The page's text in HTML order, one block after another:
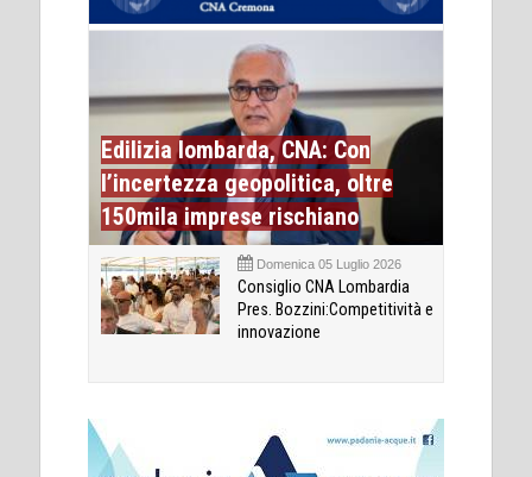
Edilizia lombarda, CNA: Con
l’incertezza geopolitica, oltre
150mila imprese rischiano
Domenica 05 Luglio 2026
Consiglio CNA Lombardia
Pres. Bozzini:Competitività e
innovazione